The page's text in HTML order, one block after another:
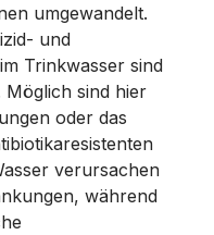
umgewandelt.
und
Trinkwasser sind
sind hier
oder das
verursachen
während